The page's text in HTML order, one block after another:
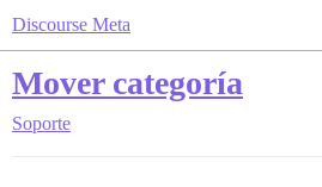
Discourse Meta
Mover categoría
Soporte